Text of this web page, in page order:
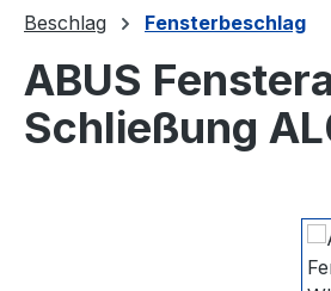
Beschlag Fensterbeschlag
ABUS
Schließung